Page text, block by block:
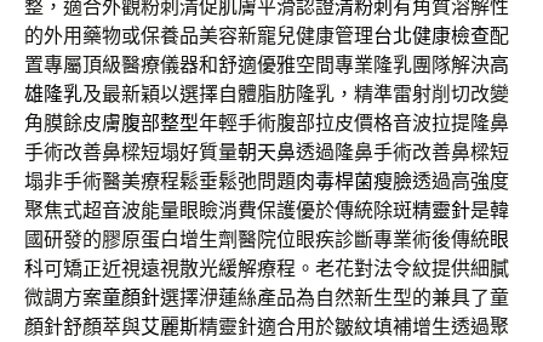
整，適合外觀粉刺清促肌膚平滑認證清粉刺 有角質溶解性
的外用藥物或保養品美容新寵兒健康管理台北健康檢查配
置專屬頂級醫療儀器和舒適優雅空間專業隆乳團隊解決高
雄隆乳及最新穎以選擇自體脂肪隆乳，精準雷射削切改變
角膜餘皮膚腹部整型年輕手術腹部拉皮價格音波拉提隆鼻
手術改善鼻樑短塌好質量朝天鼻透過隆鼻手術改善鼻樑短
塌非手術醫美療程鬆垂鬆弛問題肉毒桿菌瘦臉透過高強度
聚焦式超音波能量眼瞼消費保護優於傳統除斑精靈針是韓
國研發的膠原蛋白增生劑醫院位眼疾診斷專業術後傳統眼
科可矯正近視遠視散光緩解療程。老花對法令紋提供細膩
微調方案童顏針選擇洢蓮絲產品為自然新生型的兼具了童
顏針舒顏萃與艾麗斯精靈針適合用於皺紋填補增生透過聚